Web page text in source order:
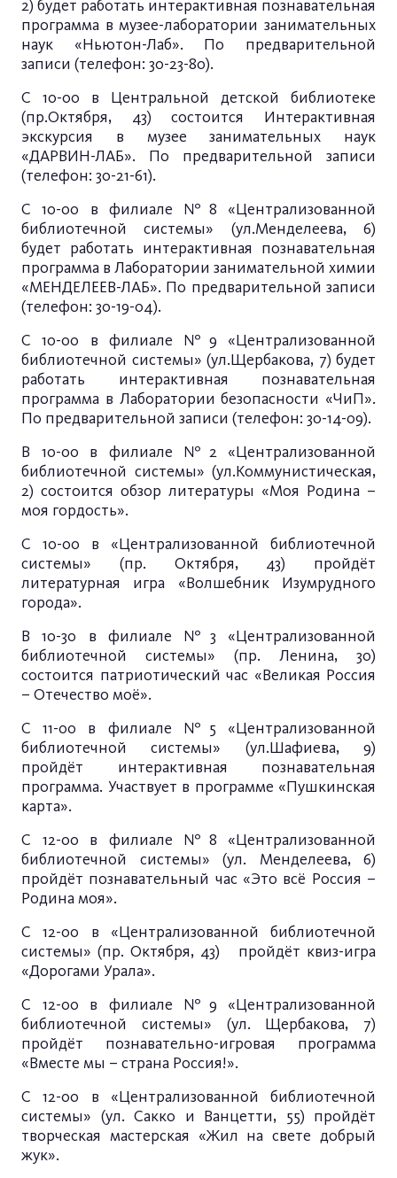
2) будет работать интерактивная познавательная
программа в музее-лаборатории занимательных
наук «Ньютон-Лаб». По предварительной
записи (телефон: 30-23-80).
С 10-00 в Центральной детской библиотеке
(пр.Октября, 43) состоится Интерактивная
экскурсия в музее занимательных наук
«ДАРВИН-ЛАБ». По предварительной записи
(телефон: 30-21-61).
С 10-00 в филиале №8 «Централизованной
библиотечной системы» (ул.Менделеева, 6)
будет работать интерактивная познавательная
программа в Лаборатории занимательной химии
«МЕНДЕЛЕЕВ-ЛАБ». По предварительной записи
(телефон: 30-19-04).
С 10-00 в филиале №9 «Централизованной
библиотечной системы» (ул.Щербакова, 7) будет
работать интерактивная познавательная
программа в Лаборатории безопасности «ЧиП».
По предварительной записи (телефон: 30-14-09).
В 10-00 в филиале №2 «Централизованной
библиотечной системы» (ул.Коммунистическая,
2) состоится обзор литературы «Моя Родина –
моя гордость».
С 10-00 в «Централизованной библиотечной
системы» (пр. Октября, 43) пройдёт
литературная игра «Волшебник Изумрудного
города».
В 10-30 в филиале №3 «Централизованной
библиотечной системы» (пр. Ленина, 30)
состоится патриотический час «Великая Россия
– Отечество моё».
С 11-00 в филиале №5 «Централизованной
библиотечной системы» (ул.Шафиева, 9)
пройдёт интерактивная познавательная
программа. Участвует в программе «Пушкинская
карта».
С 12-00 в филиале №8 «Централизованной
библиотечной системы» (ул. Менделеева, 6)
пройдёт познавательный час «Это всё Россия –
Родина моя».
С 12-00 в «Централизованной библиотечной
системы» (пр. Октября, 43) пройдёт квиз-игра
«Дорогами Урала».
С 12-00 в филиале №9 «Централизованной
библиотечной системы» (ул. Щербакова, 7)
пройдёт познавательно-игровая программа
«Вместе мы – страна Россия!».
С 12-00 в «Централизованной библиотечной
системы» (ул. Сакко и Ванцетти, 55) пройдёт
творческая мастерская «Жил на свете добрый
жук».